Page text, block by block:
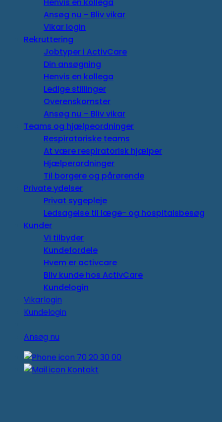
Henvis en kollega
Ansøg nu – Bliv vikar
Vikar login
Rekruttering
Jobtyper i ActivCare
Din ansøgning
Henvis en kollega
Ledige stillinger
Overenskomster
Ansøg nu – Bliv vikar
Teams og hjælpeordninger
Respiratoriske teams
At være respiratorisk hjælper
Hjælperordninger
Til borgere og pårørende
Private ydelser
Privat sygepleje
Ledsagelse til læge- og hospitalsbesøg
Kunder
Vi tilbyder
Kundefordele
Hvem er activcare
Bliv kunde hos ActivCare
Kundelogin
Vikarlogin
Kundelogin
Ansøg nu
70 20 30 00
Kontakt